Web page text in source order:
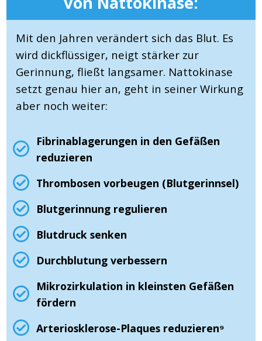
Mit den Jahren verändert sich das Blut. Es
wird dickflüssiger, neigt stärker zur
Gerinnung, fließt langsamer. Nattokinase
setzt genau hier an, geht in seiner Wirkung
aber noch weiter:
Fibrinablagerungen in den Gefäßen
reduzieren
Thrombosen vorbeugen (Blutgerinnsel)
Blutgerinnung regulieren
Blutdruck senken
Durchblutung verbessern
Mikrozirkulation in kleinsten Gefäßen
fördern
Arteriosklerose-Plaques reduzieren⁹